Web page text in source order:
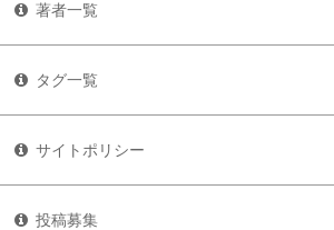
著者一覧
タグ一覧
サイトポリシー
投稿募集